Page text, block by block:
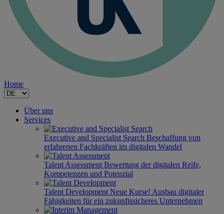
Home
Über uns
Services
Executive and Specialist Search Beschaffung von
erfahrenen Fachkräften im digitalen Wandel
Talent Assessment Bewertung der digitalen Reife,
Kompetenzen und Potenzial
Talent Development Neue Kurse! Ausbau digitaler
Fähigkeiten für ein zukunftssicheres Unternehmen